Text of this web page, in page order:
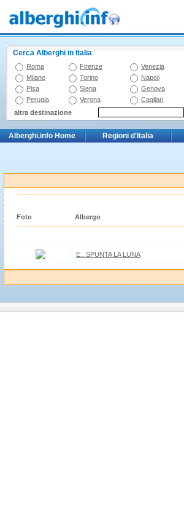
Cerca Alberghi in Italia
Roma Firenze Venezia
Milano
Torino Napoli
Pisa
Siena Genova
Perugia
Verona Cagliari
altra destinazione
Alberghi.info Home Regioni d'Italia
Foto Albergo
E...SPUNTA LA LUNA